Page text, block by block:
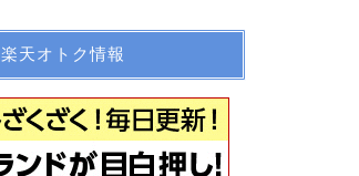
楽天オトク情報